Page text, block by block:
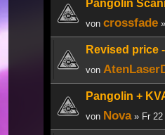
Pangolin
von crossfade
Revised price
von
Pangolin +
von Nova» Fr 22